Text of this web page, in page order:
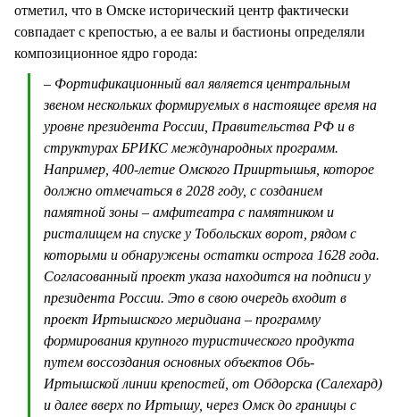
отметил, что в Омске исторический центр фактически
совпадает с крепостью, а ее валы и бастионы определяли
композиционное ядро города:
– Фортификационный вал является центральным
звеном нескольких формируемых в настоящее время на
уровне президента России, Правительства РФ и в
структурах БРИКС международных программ.
Например, 400-летие Омского Прииртышья, которое
должно отмечаться в 2028 году, с созданием
памятной зоны – амфитеатра с памятником и
ристалищем на спуске у Тобольских ворот, рядом с
которыми и обнаружены остатки острога 1628 года.
Согласованный проект указа находится на подписи у
президента России. Это в свою очередь входит в
проект Иртышского меридиана – программу
формирования крупного туристического продукта
путем воссоздания основных объектов Обь-
Иртышской линии крепостей, от Обдорска (Салехард)
и далее вверх по Иртышу, через Омск до границы с